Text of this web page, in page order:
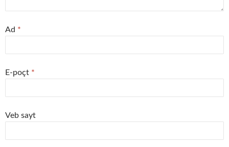
Ad *
E-poçt *
Veb sayt